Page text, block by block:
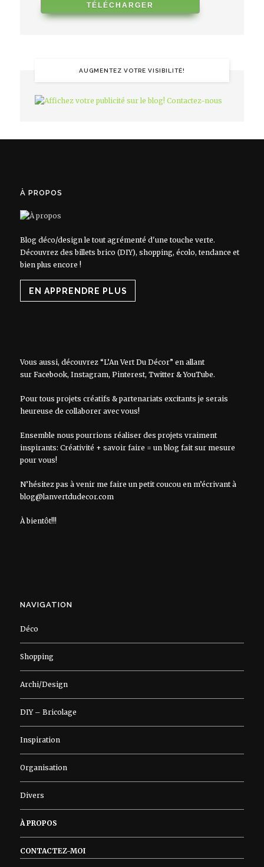
AUGMENTEZ VOTRE VISIBILITÉ!
À PROPOS
Blog déco/design le tout agrémenté d'une touche verte.
Découvrez des billets brico (DIY), shopping, écolo, tendance et
bien plus encore !
EN APPRENDRE PLUS
Vous aussi, découvrez “L’An Vert Du Décor” en allant
sur Facebook, Instagram, Pinterest, Twitter&YouTube.
Pour tous projets créatifs & partenariats excitants je serais
heureuse de collaborer avec vous!
Ensemble nous pourrions réaliser des projets vraiment
inspirants: Créativité + savoir faire = un blog fait sur mesure
pour vous!
N’hésitez pas à venir me faire un petit coucou en m’écrivant à
blog@lanvertdudecor.com
À bientôt!!!
NAVIGATION
Déco
Shopping
Archi/Design
DIY – Bricolage
Inspiration
Organisation
Divers
À PROPOS
CONTACTEZ-MOI